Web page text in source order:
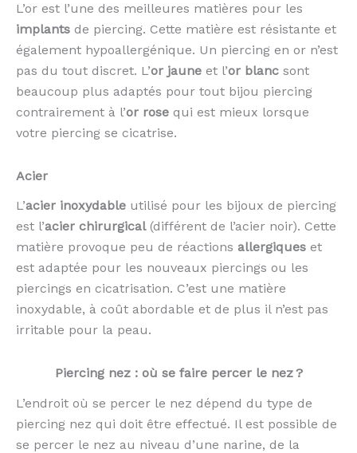
L’or est l’une des meilleures matières pour les
implants de piercing. Cette matière est résistante et
également hypoallergénique. Un piercing en or n’est
pas du tout discret. L’or jaune et l’or blanc sont
beaucoup plus adaptés pour tout bijou piercing
contrairement à l’or rose qui est mieux lorsque
votre piercing se cicatrise.
Acier
L’acier inoxydable utilisé pour les bijoux de piercing
est l’acier chirurgical(différent de l’acier noir). Cette
matière provoque peu de réactions allergiques et
est adaptée pour les nouveaux piercings ou les
piercings en cicatrisation. C’est une matière
inoxydable, à coût abordable et de plus il n’est pas
irritable pour la peau.
Piercing nez : où se faire percer le nez ?
L’endroit où se percer le nez dépend du type de
piercing nez qui doit être effectué. Il est possible de
se percer le nez au niveau d’une narine, de la